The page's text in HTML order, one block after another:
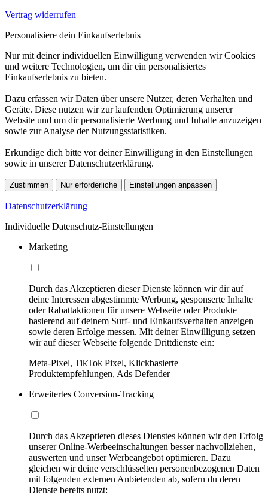
Vertrag widerrufen
Personalisiere dein Einkaufserlebnis
Nur mit deiner individuellen Einwilligung verwenden wir Cookies
und weitere Technologien, um dir ein personalisiertes
Einkaufserlebnis zu bieten.
Dazu erfassen wir Daten über unsere Nutzer, deren Verhalten und
Geräte. Diese nutzen wir zur laufenden Optimierung unserer
Website und um dir personalisierte Werbung und Inhalte anzuzeigen
sowie zur Analyse der Nutzungsstatistiken.
Erkundige dich bitte vor deiner Einwilligung in den Einstellungen
sowie in unserer Datenschutzerklärung.
Zustimmen Nur erforderliche Einstellungen anpassen
Datenschutzerklärung
Individuelle Datenschutz-Einstellungen
Marketing
Durch das Akzeptieren dieser Dienste können wir dir auf
deine Interessen abgestimmte Werbung, gesponserte Inhalte
oder Rabattaktionen für unsere Webseite oder Produkte
basierend auf deinem Surf- und Einkaufsverhalten anzeigen
sowie deren Erfolge messen. Mit deiner Einwilligung setzen
wir auf dieser Webseite folgende Drittdienste ein:
Meta-Pixel, TikTok Pixel, Klickbasierte
Produktempfehlungen, Ads Defender
Erweitertes Conversion-Tracking
Durch das Akzeptieren dieses Dienstes können wir den Erfolg
unserer Online-Werbeeinschaltungen besser nachvollziehen,
auswerten und unser Werbeangebot optimieren. Dazu
gleichen wir deine verschlüsselten personenbezogenen Daten
mit folgenden externen Anbietenden ab, sofern du deren
Dienste bereits nutzt: